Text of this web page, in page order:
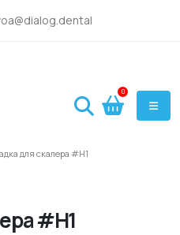
0
для скалера #H1
#H1